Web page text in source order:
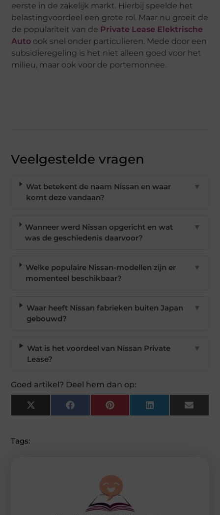
eerste in de zakelijk markt. Hierbij speelde het
belastingvoordeel een grote rol. Maar nu groeit de
de populariteit van de Private Lease Elektrische
Auto ook snel onder particulieren. Mede door een
subsidieregeling is het niet alleen goed voor het
milieu, maar ook voor de portemonnee.
Veelgestelde vragen
Wat betekent de naam Nissan en waar
komt deze vandaan?
▼
Wanneer werd Nissan opgericht en wat
was de geschiedenis daarvoor?
▼
Welke populaire Nissan-modellen zijn er
momenteel beschikbaar?
▼
Waar heeft Nissan fabrieken buiten Japan
gebouwd?
▼
Wat is het voordeel van Nissan Private
Lease?
▼
Goed artikel? Deel hem dan op:
X
(Twitter)
FacebookPinterest LinkedIn Email
Tags: